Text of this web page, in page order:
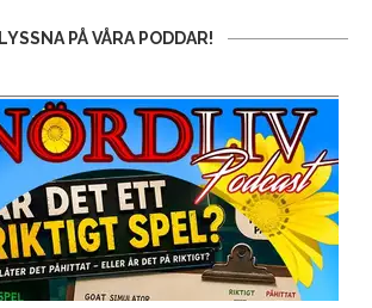
LYSSNA PÅ VÅRA PODDAR!